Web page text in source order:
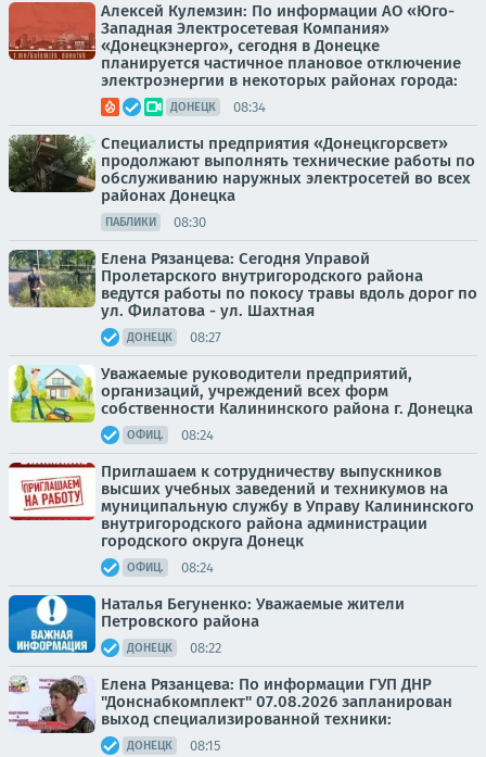
Алексей Кулемзин: По информации АО «Юго-
Западная Электросетевая Компания»
«Донецкэнерго», сегодня в Донецке
планируется частичное плановое отключение
электроэнергии в некоторых районах города:
ДОНЕЦК 08:34
Специалисты предприятия «Донецкгорсвет»
продолжают выполнять технические работы по
обслуживанию наружных электросетей во всех
районах Донецка
ПАБЛИКИ 08:30
Елена Рязанцева: Сегодня Управой
Пролетарского внутригородского района
ведутся работы по покосу травы вдоль дорог по
ул. Филатова - ул. Шахтная
ДОНЕЦК 08:27
Уважаемые руководители предприятий,
организаций, учреждений всех форм
собственности Калининского района г. Донецка
ОФИЦ. 08:24
Приглашаем к сотрудничеству выпускников
высших учебных заведений и техникумов на
муниципальную службу в Управу Калининского
внутригородского района администрации
городского округа Донецк
ОФИЦ. 08:24
Наталья Бегуненко: Уважаемые жители
Петровского района
ДОНЕЦК 08:22
Елена Рязанцева: По информации ГУП ДНР
"Донснабкомплект" 07.08.2026 запланирован
выход специализированной техники:
ДОНЕЦК 08:15